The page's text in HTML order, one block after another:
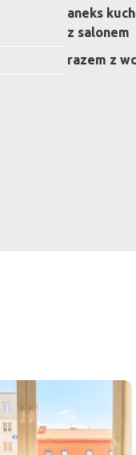
aneks
z salonem
razem z wc